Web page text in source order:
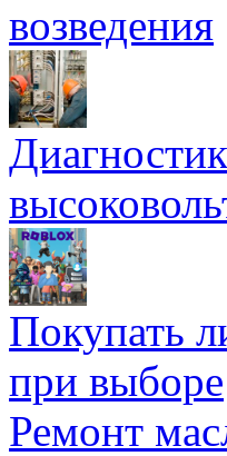
возведения
Покупать
при выборе
Ремонт